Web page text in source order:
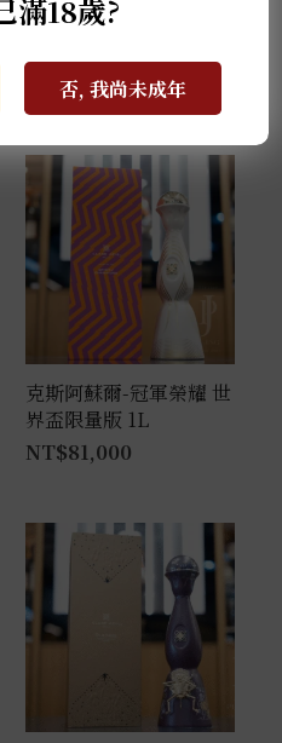
克斯阿蘇爾-冠軍榮耀 世
界盃限量版 1L
NT$81,000
滿18歲?
否, 我尚未成年